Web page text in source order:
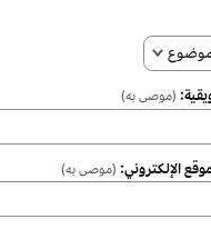
(موصى به)
(موصى به)